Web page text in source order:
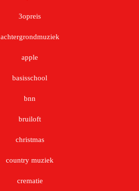
3opreis
achtergrondmuziek
apple
basisschool
bnn
bruiloft
christmas
country muziek
crematie